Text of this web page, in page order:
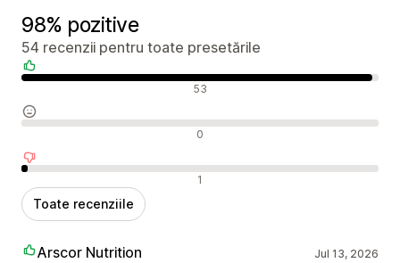
98% pozitive
54 recenzii pentru toate presetările
53
0
1
Toate recenziile
Arscor Nutrition Jul 13, 2026